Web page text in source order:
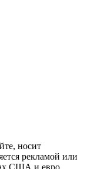
носит
рекламой или
США и евро,